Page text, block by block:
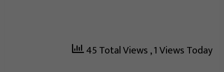
45 Total Views, 1 Views Today